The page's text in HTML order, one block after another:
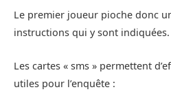
Le premier joueur pioche donc
instructions qui y sont indiquées.
Les cartes « sms » permettent
utiles pour l’enquête :